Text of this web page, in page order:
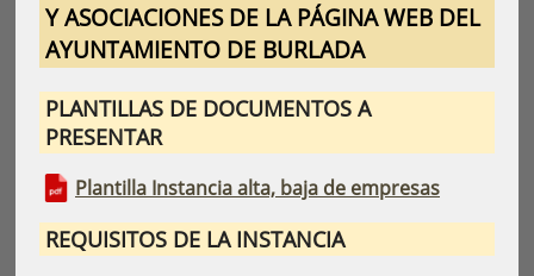
Y ASOCIACIONES DE LA PÁGINA WEB DEL
AYUNTAMIENTO DE BURLADA
PLANTILLAS DE DOCUMENTOS A
PRESENTAR
Plantilla Instancia alta, baja de empresas
REQUISITOS DE LA INSTANCIA